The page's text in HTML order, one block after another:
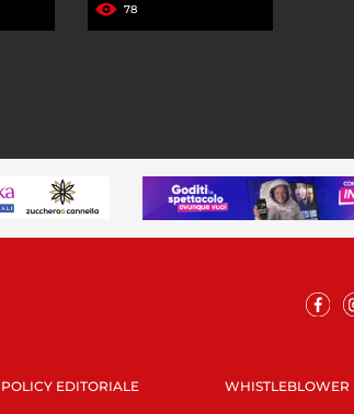
78
POLICY EDITORIALE WHISTLEBLOWER